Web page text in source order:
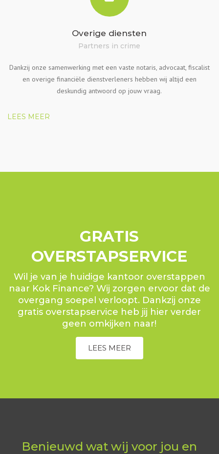
Overige diensten
Partners in crime
Dankzij onze samenwerking met een vaste notaris, advocaat, fiscalist
en overige financiële dienstverleners hebben wij altijd een
deskundig antwoord op jouw vraag.
LEES MEER
GRATIS
OVERSTAPSERVICE
Wil je van je huidige kantoor overstappen
naar Kok Finance? Wij zorgen ervoor dat de
overgang soepel verloopt. Dankzij onze
gratis overstapservice heb jij hier verder
geen omkijken naar!
LEES MEER
Benieuwd wat wij voor jou en